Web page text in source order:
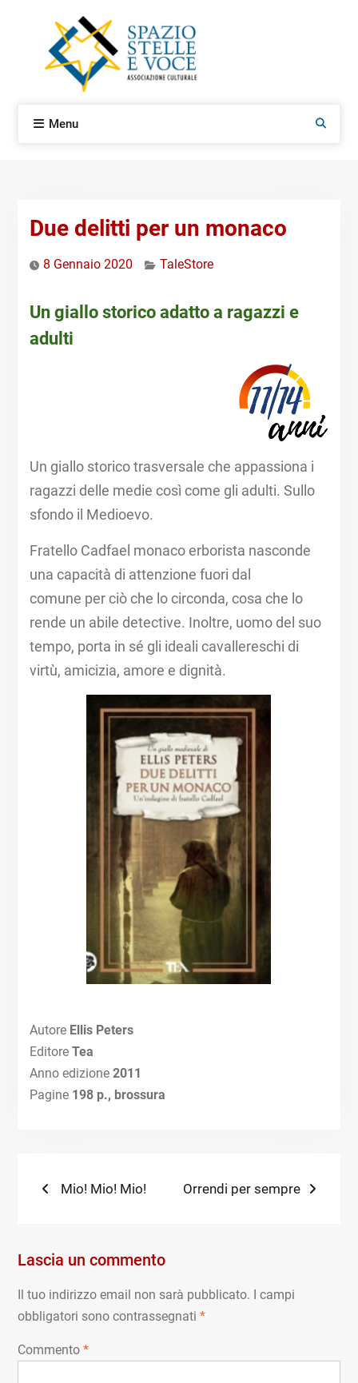
Menu Search
Due delitti per un monaco
8 Gennaio 2020 TaleStore
Un giallo storico adatto a ragazzi e
adulti
Un giallo storico trasversale che appassiona i
ragazzi delle medie così come gli adulti. Sullo
sfondo il Medioevo.
Fratello Cadfael monaco erborista nasconde
una capacità di attenzione fuori dal
comune per ciò che lo circonda, cosa che lo
rende un abile detective. Inoltre, uomo del suo
tempo, porta in sé gli ideali cavallereschi di
virtù, amicizia, amore e dignità.
Autore Ellis Peters
Editore Tea
Anno edizione 2011
Pagine 198 p., brossura
Navigazione
Previous
Mio! Mio! Mio!
Next
Orrendi per sempre
Lascia un commento
Il tuo indirizzo email non sarà pubblicato.
I campi
obbligatori sono contrassegnati *
Commento *